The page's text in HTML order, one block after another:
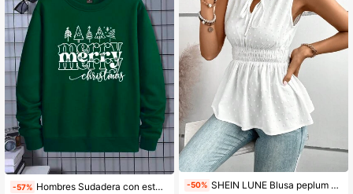
-57% Hombres Sudadera con estampado de Navidad con forro térmico para Navidad -50% SHEIN LUNE Blusa peplum de lunares de cuello con cordón